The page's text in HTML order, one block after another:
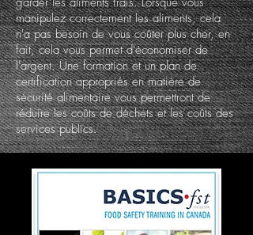
manipulez correctement les aliments, cela
n'a pas besoin de vous coûter plus cher, en
fait, cela vous permet d'économiser de
l'argent. Une formation et un plan de
certification appropriés en matière de
sécurité alimentaire vous permettront de
réduire les coûts de déchets et les coûts des
services publics.